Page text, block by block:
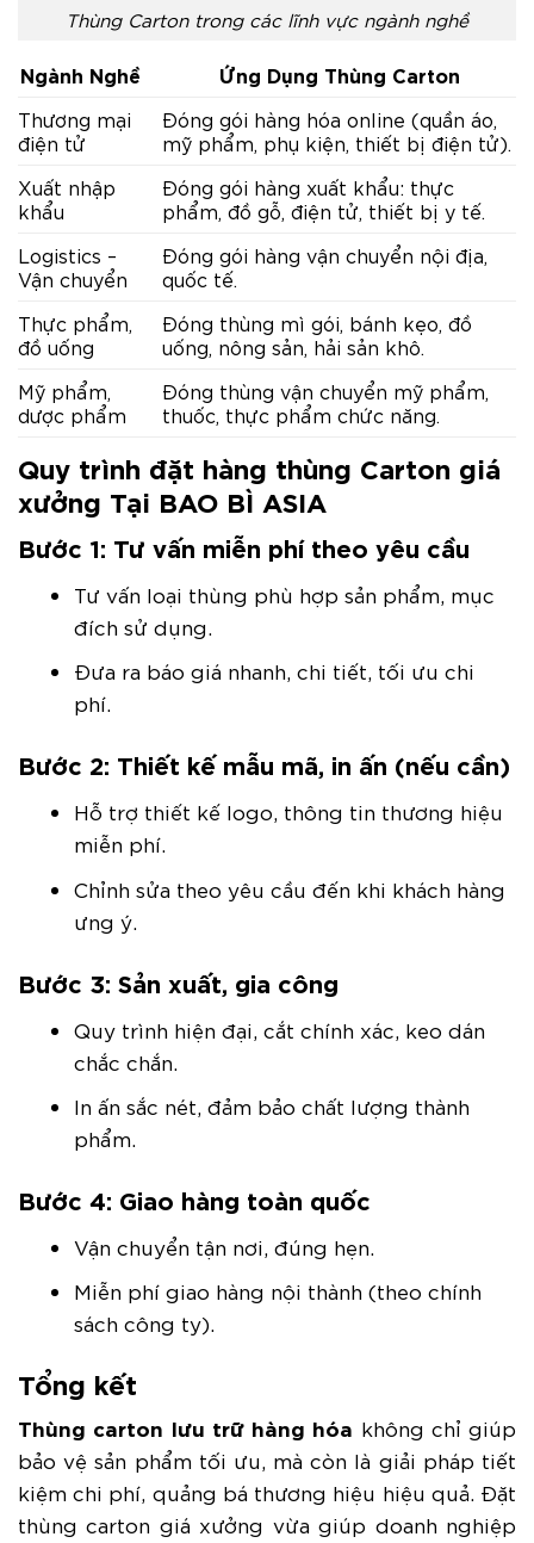
Thùng Carton trong các lĩnh vực ngành nghề
Ngành Nghề Ứng Dụng Thùng Carton
Thương mại
điện tử
Đóng gói hàng hóa online (quần áo,
mỹ phẩm, phụ kiện, thiết bị điện tử).
Xuất nhập
khẩu
Đóng gói hàng xuất khẩu: thực
phẩm, đồ gỗ, điện tử, thiết bị y tế.
Logistics –
Vận chuyển
Đóng gói hàng vận chuyển nội địa,
quốc tế.
Thực phẩm,
đồ uống
Đóng thùng mì gói, bánh kẹo, đồ
uống, nông sản, hải sản khô.
Mỹ phẩm,
dược phẩm
Đóng thùng vận chuyển mỹ phẩm,
thuốc, thực phẩm chức năng.
Quy trình đặt hàng thùng Carton giá
xưởng Tại BAO BÌ ASIA
Bước 1: Tư vấn miễn phí theo yêu cầu
Tư vấn loại thùng phù hợp sản phẩm, mục
đích sử dụng.
Đưa ra báo giá nhanh, chi tiết, tối ưu chi
phí.
Bước 2: Thiết kế mẫu mã, in ấn (nếu cần)
Hỗ trợ thiết kế logo, thông tin thương hiệu
miễn phí.
Chỉnh sửa theo yêu cầu đến khi khách hàng
ưng ý.
Bước 3: Sản xuất, gia công
Quy trình hiện đại, cắt chính xác, keo dán
chắc chắn.
In ấn sắc nét, đảm bảo chất lượng thành
phẩm.
Bước 4: Giao hàng toàn quốc
Vận chuyển tận nơi, đúng hẹn.
Miễn phí giao hàng nội thành (theo chính
sách công ty).
Tổng kết
Thùng carton lưu trữ hàng hóa không chỉ giúp
bảo vệ sản phẩm tối ưu, mà còn là giải pháp tiết
kiệm chi phí, quảng bá thương hiệu hiệu quả. Đặt
thùng carton giá xưởng vừa giúp doanh nghiệp